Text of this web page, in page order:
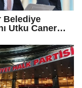
Belediye
Utku Caner